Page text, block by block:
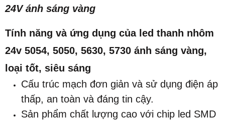
24V ánh sáng vàng
Tính năng và ứng dụng của led thanh nhôm
24v 5054, 5050, 5630, 5730 ánh sáng vàng,
loại tốt, siêu sáng
Cấu trúc mạch đơn giản và sử dụng điện áp
thấp, an toàn và đáng tin cậy.
Sản phẩm chất lượng cao với chip led SMD